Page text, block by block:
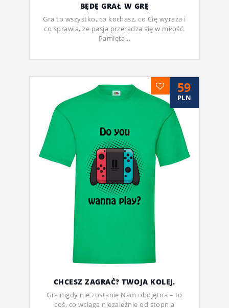
BĘDĘ GRAŁ W GRĘ
Gra to wszystko, co kochasz, co Cię wyraża i
co sprawia, że pasja przeradza się w miłość.
Pamięta...
59
PLN
CHCESZ ZAGRAĆ? TWOJA KOLEJ.
Gra nigdy nie zostanie Nam obojętna – to
coś, co wciąga niezależnie od stopnia